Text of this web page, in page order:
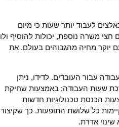
לעבוד יותר שעות כי מיום
משרה נוספת, יכולות להוסיף ולו
יוקר מחיה מהגבוהים בעולם. את
על משמעות יום העבודה עבור העובדים. לדידו, ניתן
שעות העבודה; באמצעות שחיקת
הכנסת טכנולוגיות חדשות
כל שלושת התופעות. כך שקיצור
אדרת.